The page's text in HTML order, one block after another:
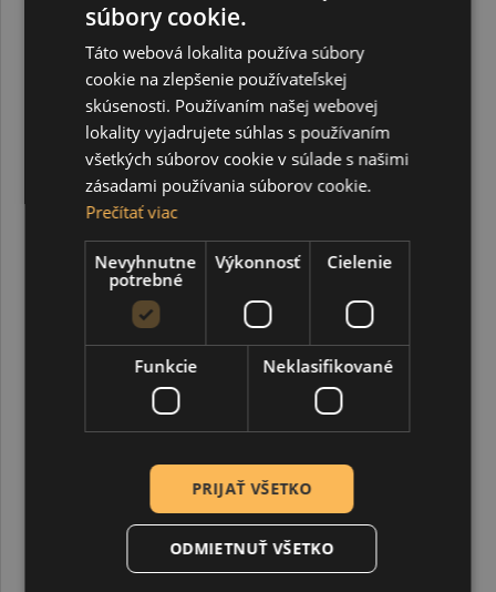
PEBEO Pouring experiences, Magenta red, 118 ml
2,50 €
súbory cookie.
Táto webová lokalita používa súbory
cookie na zlepšenie používateľskej
skúsenosti. Používaním našej webovej
lokality vyjadrujete súhlas s používaním
všetkých súborov cookie v súlade s našimi
zásadami používania súborov cookie.
Prečítať viac
Nevyhnutne
potrebné
Výkonnosť Cielenie
Funkcie Neklasifikované
PRIJAŤ VŠETKO
ODMIETNUŤ VŠETKO